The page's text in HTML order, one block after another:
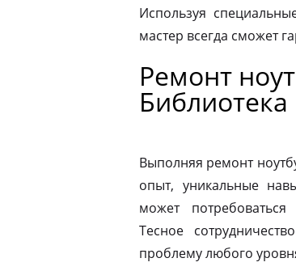
Используя
мастер всегда сможет
Ремонт
Выполняя ремонт
опыт, уникальные
может
Тесное
проблему любого